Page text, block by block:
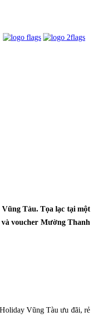
Tàu. Tọa lạc tại một
vàvoucher Mường Thanh
Vũng Tàu ưu đãi, rẻ